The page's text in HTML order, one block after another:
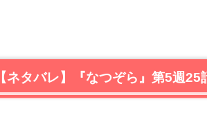
【ネタバレ】『なつぞら』第5週25